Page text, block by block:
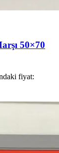
50×70
fiyat: